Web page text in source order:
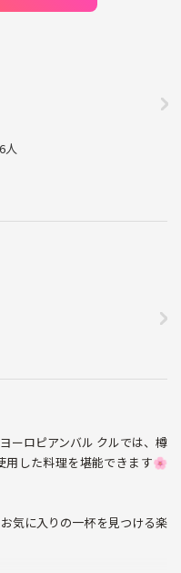
人
ーロピアンバル クルでは、樽
用した料理を堪能できます🌸
気に入りの一杯を見つける楽